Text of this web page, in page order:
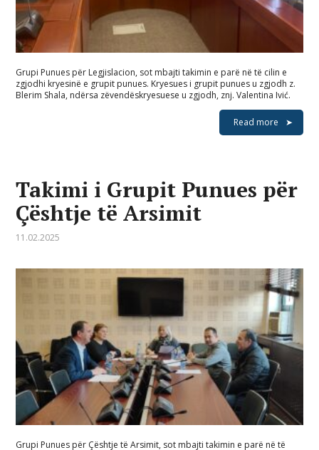
Grupi Punues për Legjislacion, sot mbajti takimin e parë në të cilin e
zgjodhi kryesinë e grupit punues. Kryesues i grupit punues u zgjodh z.
Blerim Shala, ndërsa zëvendëskryesuese u zgjodh, znj. Valentina Ivić.
Read more
Takimi i Grupit Punues për
Çështje të Arsimit
11.02.2025
Grupi Punues për Çështje të Arsimit, sot mbajti takimin e parë në të